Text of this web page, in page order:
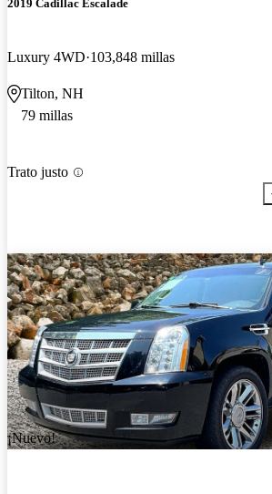
2019 Cadillac Escalade
Luxury 4WD 103,848 millas
Tilton, NH
79 millas
Trato justo
¡Nuevo!